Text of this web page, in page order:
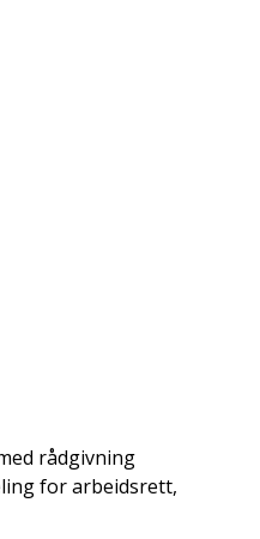
rådgivning
for arbeidsrett,